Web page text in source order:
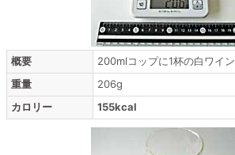
概要
200mlコップに1杯の白ワイン
重量
206g
カロリー
155kcal